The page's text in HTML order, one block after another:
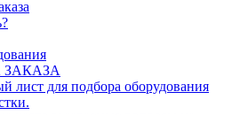
лист для подбора оборудования